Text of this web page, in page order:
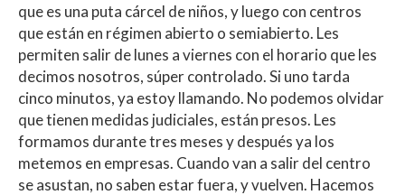
que es una puta cárcel de niños, y luego con centros
que están en régimen abierto o semiabierto. Les
permiten salir de lunes a viernes con el horario que les
decimos nosotros, súper controlado. Si uno tarda
cinco minutos, ya estoy llamando. No podemos olvidar
que tienen medidas judiciales, están presos. Les
formamos durante tres meses y después ya los
metemos en empresas. Cuando van a salir del centro
se asustan, no saben estar fuera, y vuelven. Hacemos